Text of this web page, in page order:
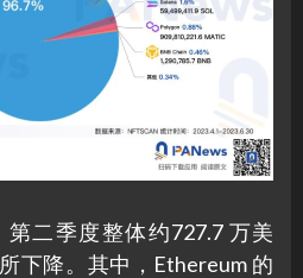
二季度整体约727.7 万美
下降。其中，Ethereum 的